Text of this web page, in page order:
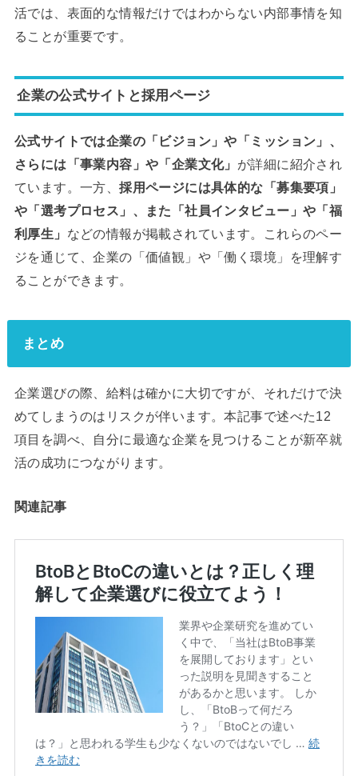
活では、表面的な情報だけではわからない内部事情を知
ることが重要です。
企業の公式サイトと採用ページ
公式サイトでは企業の「ビジョン」や「ミッション」、
さらには「事業内容」や「企業文化」 が詳細に紹介され
ています。一方、採用ページには具体的な「募集要項」
や「選考プロセス」、また「社員インタビュー」や「福
利厚生」 などの情報が掲載されています。これらのペー
ジを通じて、企業の「価値観」や「働く環境」を理解す
ることができます。
まとめ
企業選びの際、給料は確かに大切ですが、それだけで決
めてしまうのはリスクが伴います。本記事で述べた12
項目を調べ、自分に最適な企業を見つけることが新卒就
活の成功につながります。
関連記事